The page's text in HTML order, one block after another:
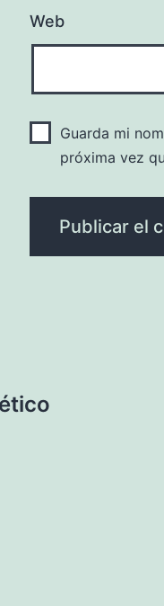
Web
Guarda mi
próxima vez